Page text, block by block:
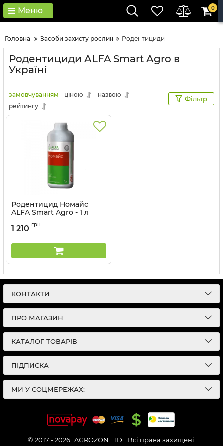
Меню 0
Головна Засоби захисту рослин Родентициди
Родентициди ALFA Smart Agro в
Україні
замовчуванням ціною
назвою
рейтингу
Фільтр
Родентицид Номайс
ALFA Smart Agro - 1 л
1 210 грн
КОНТАКТИ
ПРО МАГАЗИН
КАТАЛОГ ТОВАРІВ
ПІДПИСКА
МИ У СОЦМЕРЕЖАХ:
© 2017 - 2026 AGROZON LTD. Всі права захищені.